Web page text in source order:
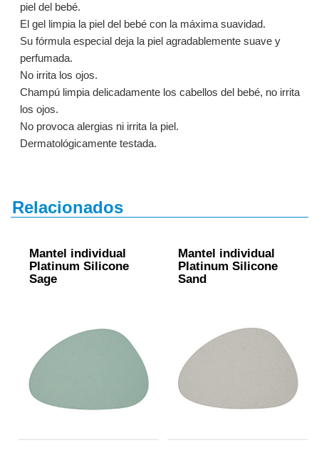
piel del bebé.
El gel limpia la piel del bebé con la máxima suavidad.
Su fórmula especial deja la piel agradablemente suave y
perfumada.
No irrita los ojos.
Champú limpia delicadamente los cabellos del bebé, no irrita
los ojos.
No provoca alergias ni irrita la piel.
Dermatológicamente testada.
Relacionados
Mantel individual
Platinum Silicone
Sage
Mantel individual
Platinum Silicone
Sand